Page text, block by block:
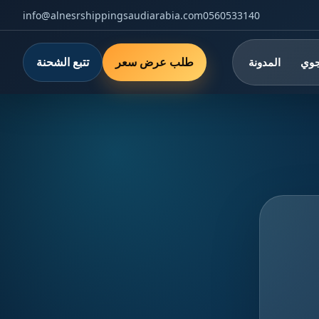
0560533140
info@alnesrshippingsaudiarabia.com
المدونة طلب عرض سعر تتبع الشحنة